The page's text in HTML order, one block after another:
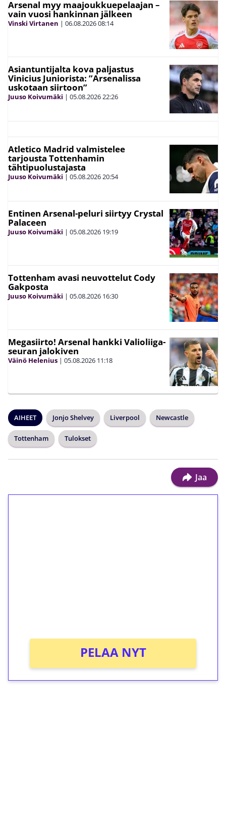
Arsenal myy maajoukkuepelaajan –
vain vuosi hankinnan jälkeen
Vinski Virtanen | 06.08.202608:14
Asiantuntijalta kova paljastus
Vinicius Juniorista: ”Arsenalissa
uskotaan siirtoon”
Juuso Koivumäki | 05.08.202622:26
Atletico Madrid valmistelee
tarjousta Tottenhamin
tähtipuolustajasta
Juuso Koivumäki | 05.08.202620:54
Entinen Arsenal-peluri siirtyy Crystal
Palaceen
Juuso Koivumäki | 05.08.2026 19:19
Tottenham avasi neuvottelut Cody
Gakposta
Juuso Koivumäki | 05.08.2026 16:30
Megasiirto! Arsenal hankki Valioliiga-
seuran jalokiven
Väinö Helenius | 05.08.2026 11:18
AIHEET Jonjo Shelvey Liverpool Newcastle
Tottenham Tulokset
Jaa
PELAA NYT